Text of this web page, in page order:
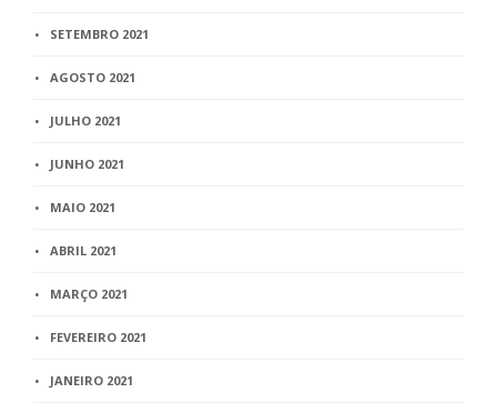
SETEMBRO 2021
AGOSTO 2021
JULHO 2021
JUNHO 2021
MAIO 2021
ABRIL 2021
MARÇO 2021
FEVEREIRO 2021
JANEIRO 2021